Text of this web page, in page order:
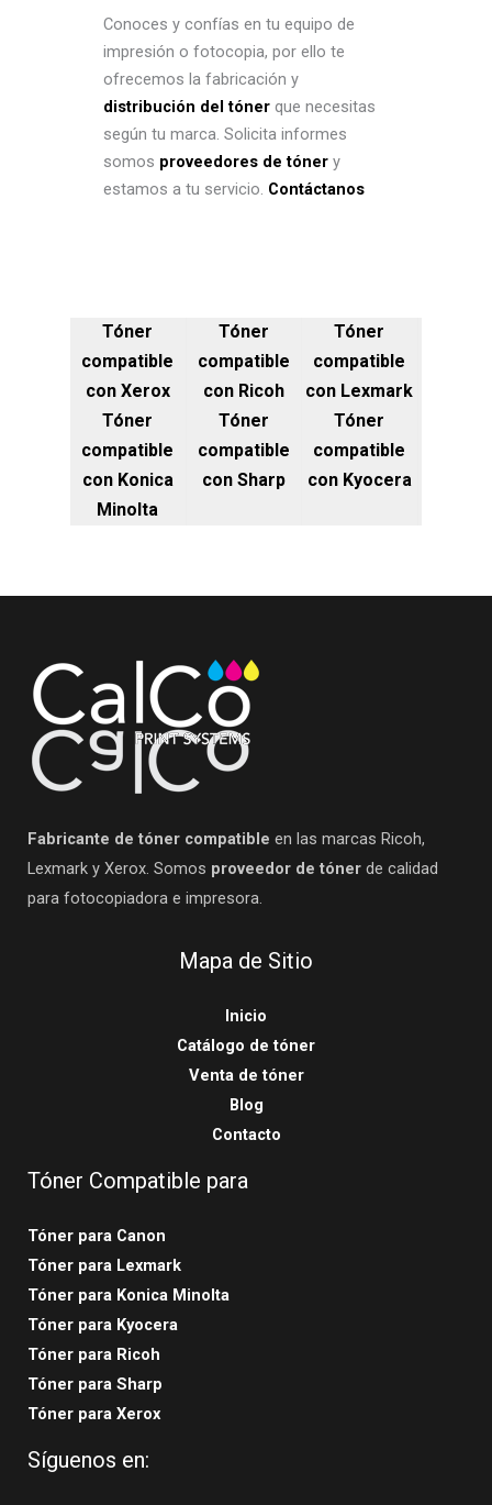
Conoces y confías en tu equipo de
impresión o fotocopia, por ello te
ofrecemos la fabricación y
distribución del tóner que necesitas
según tu marca. Solicita informes
somos proveedores de tóner y
estamos a tu servicio. Contáctanos
Tóner
compatible
con Xerox
Tóner
compatible
con Ricoh
Tóner
compatible
con Lexmark
Tóner
compatible
con Konica
Minolta
Tóner
compatible
con Sharp
Tóner
compatible
con Kyocera
Fabricante de tóner compatible en las marcas Ricoh,
Lexmark y Xerox. Somos proveedor de tóner de calidad
para fotocopiadora e impresora.
Mapa de Sitio
Inicio
Catálogo de tóner
Venta de tóner
Blog
Contacto
Tóner Compatible para
Tóner para Canon
Tóner para Lexmark
Tóner para Konica Minolta
Tóner para Kyocera
Tóner para Ricoh
Tóner para Sharp
Tóner para Xerox
Síguenos en: